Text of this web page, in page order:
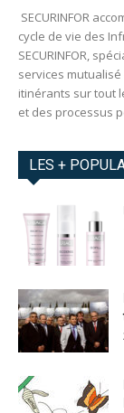
SECURINFOR
cycle de vie des
SECURINFOR,
services
itinérants sur tout
et des processus
LES +